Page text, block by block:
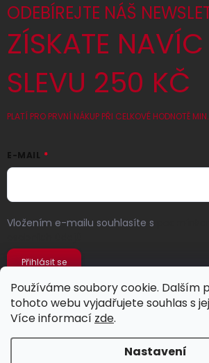
Používáme soubory cookie. Dalším
tohoto webu vyjadřujete souhlas s
Více informací zde.
Nastavení
ODEBÍREJTE NÁŠ
ZÍSKATE NAVÍC
SLEVU 250 KČ
PLATÍ PRO PRVNÍ NÁKUP PŘI CELKOVÉ HODNOTĚ
E-MAIL
Vložením e-mailu souhlasíte s
Přihlásit se